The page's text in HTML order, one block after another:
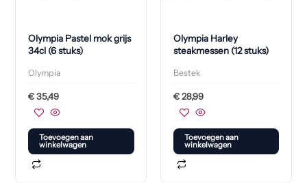
Olympia Pastel mok grijs
34cl (6 stuks)
Olympia
€35,49
Toevoegen aan
winkelwagen
Olympia Harley
steakmessen (12 stuks)
Bestek
€28,99
Toevoegen aan
winkelwagen